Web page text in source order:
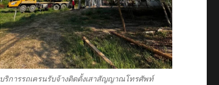
บริการรถเครนรับจ้างติดตั้งเสาสัญญาณโทรศัพท์